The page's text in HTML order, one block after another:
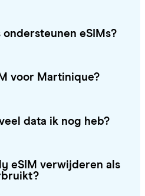
eSIMs?
voor Martinique?
data ik nog heb?
eSIM verwijderen als